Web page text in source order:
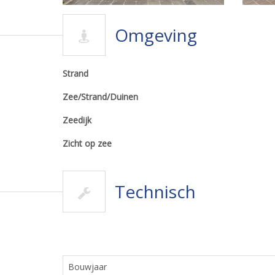
Omgeving
Strand
Zee/Strand/Duinen
Zeedijk
Zicht op zee
Technisch
Bouwjaar